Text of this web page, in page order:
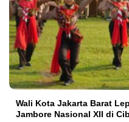
Wali Kota Jakarta Barat
Jambore Nasional XII di